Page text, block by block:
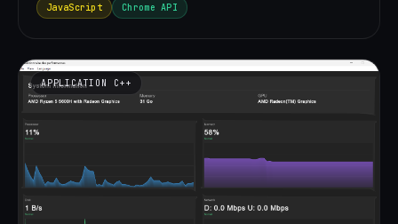
JavaScript Chrome API
APPLICATION C++